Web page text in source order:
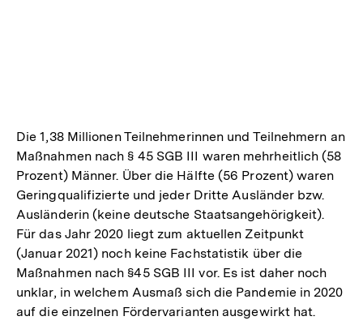
Die 1,38 Millionen Teilnehmerinnen und Teilnehmern an
Maßnahmen nach § 45 SGB III waren mehrheitlich (58
Prozent) Männer. Über die Hälfte (56 Prozent) waren
Geringqualifizierte und jeder Dritte Ausländer bzw.
Ausländerin (keine deutsche Staatsangehörigkeit).
Für das Jahr 2020 liegt zum aktuellen Zeitpunkt
(Januar 2021) noch keine Fachstatistik über die
Maßnahmen nach §45 SGB III vor. Es ist daher noch
unklar, in welchem Ausmaß sich die Pandemie in 2020
auf die einzelnen Fördervarianten ausgewirkt hat.